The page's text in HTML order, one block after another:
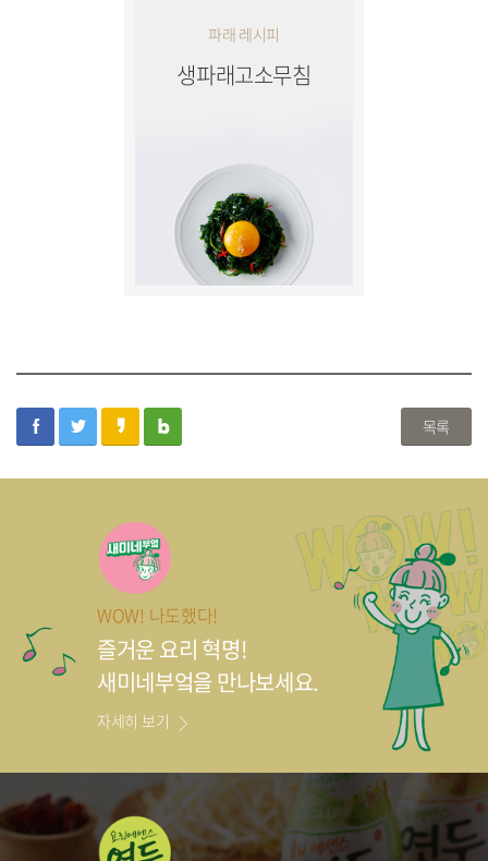
파래 레시피
생파래고소무침
facebooktwitter kakaostory
blog 목록
WOW! 나도했다!
즐거운 요리 혁명!
새미네부엌을 만나보세요.
자세히 보기